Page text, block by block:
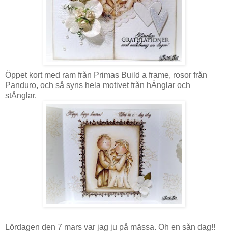
Öppet kort med ram från Primas Build a frame, rosor från
Panduro, och så syns hela motivet från hÄnglar och
stÄnglar.
Lördagen den 7 mars var jag ju på mässa. Oh en sån dag!!